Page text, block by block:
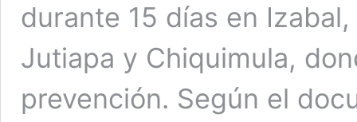
durante 15 días en
Jutiapa y Chiquimula,
prevención. Según el